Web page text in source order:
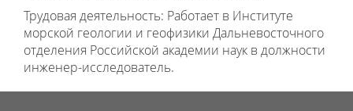
Трудовая деятельность: Работает в Институте
морской геологии и геофизики Дальневосточного
отделения Российской академии наук в должности
инженер-исследователь.